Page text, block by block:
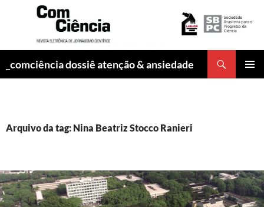
_comciência dossiê atenção & ansiedade
Arquivo da tag: Nina Beatriz Stocco Ranieri